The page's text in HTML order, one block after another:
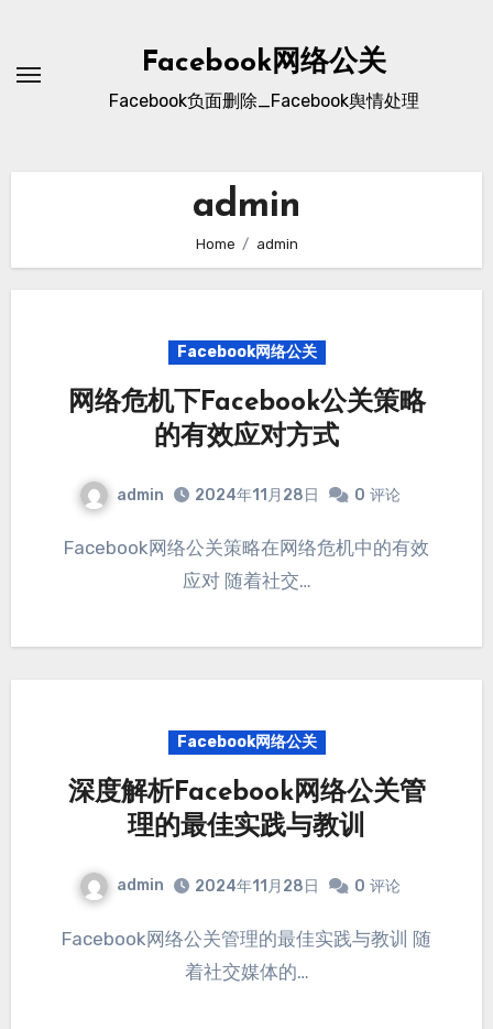
content
Facebook网络公关
Facebook负面删除_Facebook舆情处理
admin
Home admin
Facebook网络公关
网络危机下Facebook公关策略
的有效应对方式
admin 2024年11月28日 0 评论
Facebook网络公关策略在网络危机中的有效
应对 随着社交…
Facebook网络公关
深度解析Facebook网络公关管
理的最佳实践与教训
admin 2024年11月28日 0 评论
Facebook网络公关管理的最佳实践与教训 随
着社交媒体的…